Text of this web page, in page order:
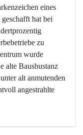
eines
hat bei
zu
wurde
alte Bausbustanz
alt anmutenden
angestrahlte
ist aber integrativer